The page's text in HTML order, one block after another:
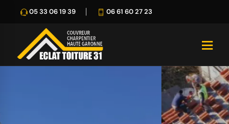
05 33 06 19 39 06 61 60 27 23